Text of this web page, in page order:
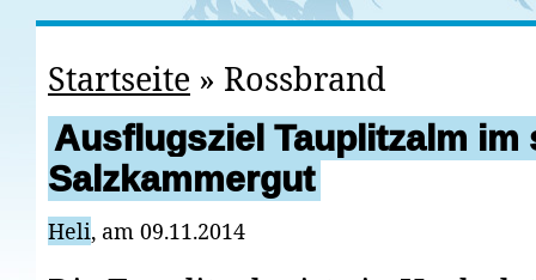
Startseite » Rossbrand
Ausflugsziel Tauplitzalm im
Salzkammergut
Heli, am 09.11.2014